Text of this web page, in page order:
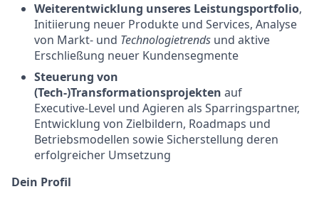
Weiterentwicklung unseres Leistungsportfolio,
Initiierung neuer Produkte und Services, Analyse
von Markt‑ und Technologietrends und aktive
Erschließung neuer Kundensegmente
Steuerung von
(Tech-)Transformationsprojekten auf
Executive‑Level und Agieren als Sparringspartner,
Entwicklung von Zielbildern, Roadmaps und
Betriebsmodellen sowie Sicherstellung deren
erfolgreicher Umsetzung
Dein Profil